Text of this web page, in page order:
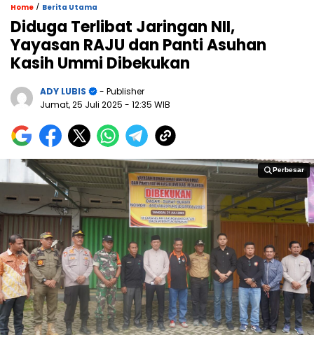
Home / Berita Utama
Diduga Terlibat Jaringan NII,
Yayasan RAJU dan Panti Asuhan
Kasih Ummi Dibekukan
ADY LUBIS
- Publisher
Jumat, 25 Juli 2025 - 12:35 WIB
Perbesar
Perbesar